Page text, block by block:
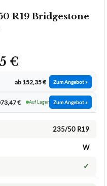
R19 Bridgestone
€
ab 152,35 € Zum Angebot »
€ Auf Lager Zum Angebot »
235/50 R19
W
✓